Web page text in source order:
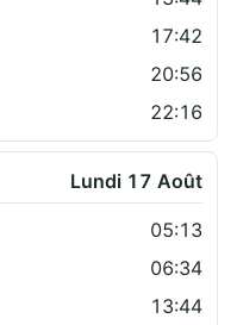
17:42
20:56
22:16
Lundi 17 Août
05:13
06:34
13:44